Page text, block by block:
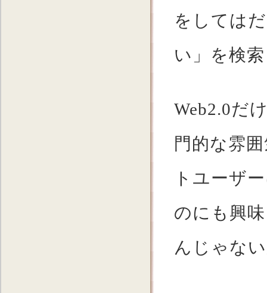
をしては
い」を検
Web2.0だ
門的な雰
トユーザ
のにも興
んじゃな